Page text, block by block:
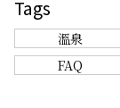
Tags
溫泉
FAQ